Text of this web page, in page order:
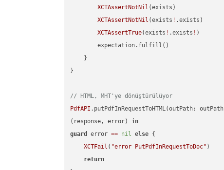
XCTAssertNotNil (exists)
XCTAssertNotNil (exists ! .exists)
XCTAssertTrue(exists ! .exists ! )
        expectation.fulfill()
    }
}
// HTML, MHT'ye dönüştürülüyor
PdfAPI .putPdfInRequestToHTML(outPath:
(response, error) in
guard
error == nil else {
XCTFail ( "error PutPdfInRequestToDoc" )
return